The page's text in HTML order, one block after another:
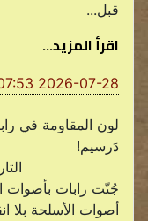
قبل...
اقرأ المزيد...
2026-07-28 18:07:53
لون المقاومة في
جُنّت رابات بأصوات
أصوات الأسلحة بلا